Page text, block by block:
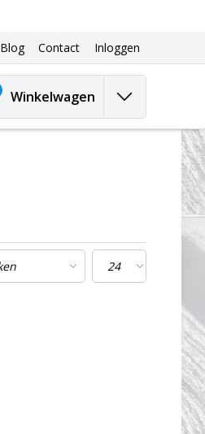
Blog Contact Inloggen
Winkelwagen